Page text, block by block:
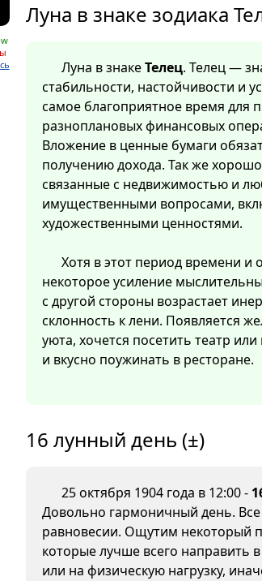
Луна в знаке зодиака
Луна в знакеТелец. Телец —
стабильности, настойчивости и
самое благоприятное время для
разноплановых финансовых
Вложение в ценные бумаги
получению дохода. Так же хорошо
связанные с недвижимостью и
имущественными вопросами,
художественными ценностями.
Хотя в этот период времени и
некоторое усиление
с другой стороны возрастает
склонность к лени. Появляется
уюта, хочется посетить театр
и вкусно поужинать в ресторане.
16 лунный день (±)
25 октября 1904 года в 12:00 -
Довольно гармоничный день. Все
равновесии. Ощутим некоторый
которые лучше всего направить
или на физическую нагрузку,